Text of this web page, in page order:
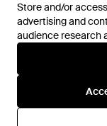
Store and/or
advertising and
audience research